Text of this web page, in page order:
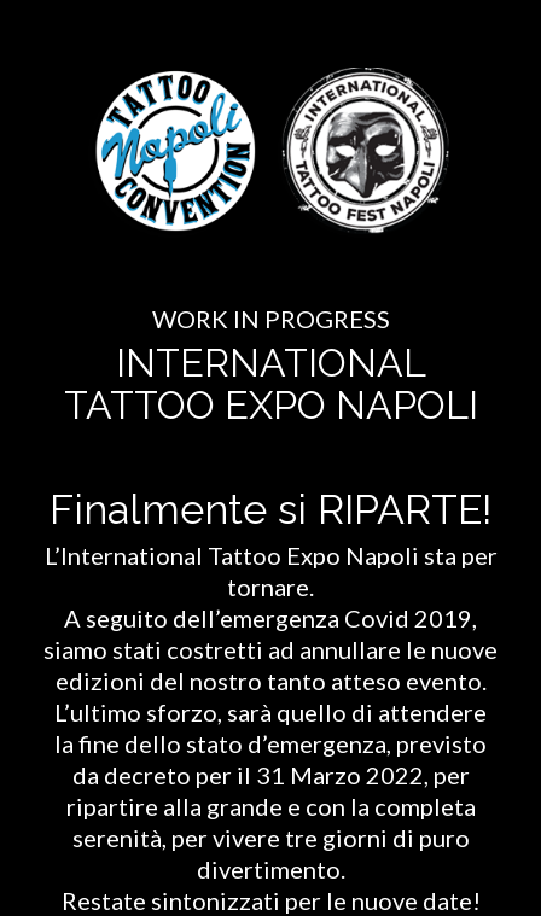
WORK IN PROGRESS
INTERNATIONAL
TATTOO EXPO NAPOLI
Finalmente si RIPARTE!
L’International Tattoo Expo Napoli sta per
tornare.
A seguito dell’emergenza Covid 2019,
siamo stati costretti ad annullare le nuove
edizioni del nostro tanto atteso evento.
L’ultimo sforzo, sarà quello di attendere
la fine dello stato d’emergenza, previsto
da decreto per il 31 Marzo 2022, per
ripartire alla grande e con la completa
serenità, per vivere tre giorni di puro
divertimento.
Restate sintonizzati per le nuove date!